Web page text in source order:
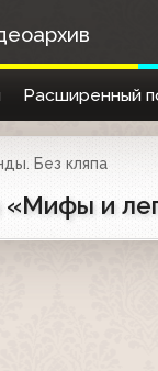
Расширенный
Без кляпа
«Мифы и